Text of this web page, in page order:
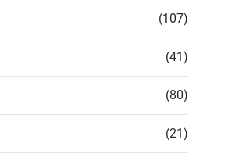
(107)
(41)
(80)
(21)